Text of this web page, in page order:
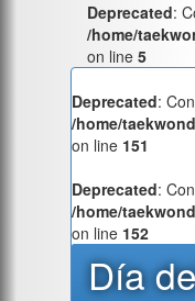
Deprecated:
/home/
on line 5
Deprecated:
/home/
on line 151
Deprecated:
/home/
on line 152
Día